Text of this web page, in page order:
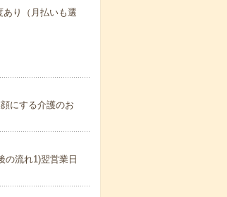
り（月払いも選
にする介護のお
流れ1)翌営業日